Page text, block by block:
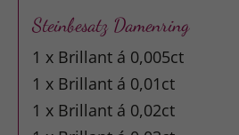
Steinbesatz Damenring
1 x Brillant á 0,005ct
1 x Brillant á 0,01ct
1 x Brillant á 0,02ct